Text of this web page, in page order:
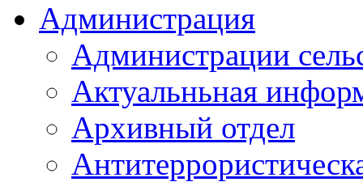
Администрация
Администрации
Актуальньная
Архивный отдел